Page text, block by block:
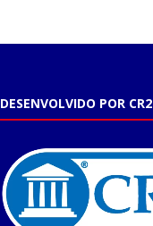
DESENVOLVIDO POR CR2